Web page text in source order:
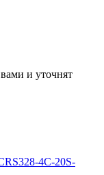
и уточнят
4C-20S-